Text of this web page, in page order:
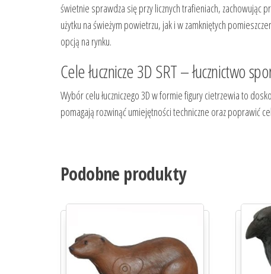
świetnie sprawdza się przy licznych trafieniach, zachowując
użytku na świeżym powietrzu, jak i w zamkniętych
opcją na rynku.
Cele łucznicze 3D SRT – łucznictwo
Wybór celu łuczniczego 3D w formie figury cietrzewia to
pomagają rozwinąć umiejętności techniczne oraz poprawić
Podobne produkty